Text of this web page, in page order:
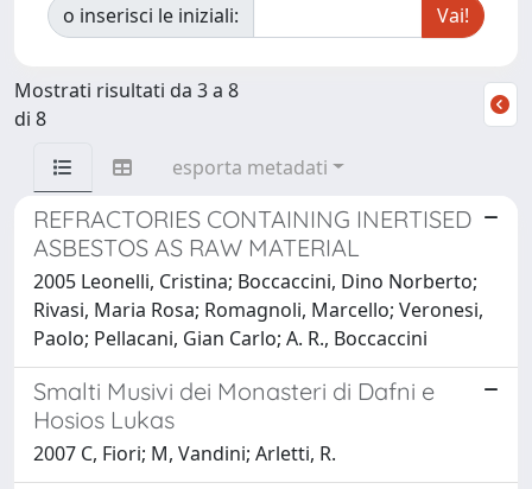
o inserisci le iniziali:
Mostrati risultati da 3 a 8
di 8
esporta metadati
REFRACTORIES CONTAINING INERTISED
ASBESTOS AS RAW MATERIAL
2005 Leonelli, Cristina; Boccaccini, Dino Norberto;
Rivasi, Maria Rosa; Romagnoli, Marcello; Veronesi,
Paolo; Pellacani, Gian Carlo; A. R., Boccaccini
Smalti Musivi dei Monasteri di Dafni e
Hosios Lukas
2007 C, Fiori; M, Vandini; Arletti, R.